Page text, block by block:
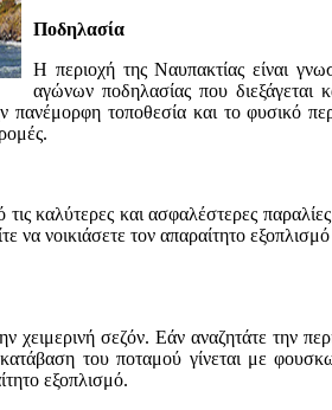
Ποδηλασία
Η περιοχή της Ναυπακτίας είναι
αγώνων ποδηλασίας που διεξάγεται
τοποθεσία και το φυσικό
καλύτερες και ασφαλέστερες
να νοικιάσετε τον απαραίτητο
χειμερινή σεζόν. Εάν αναζητάτε την
του ποταμού γίνεται με
εξοπλισμό.